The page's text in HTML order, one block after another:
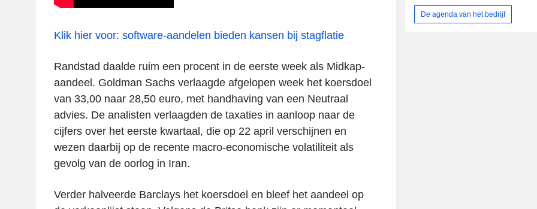
Klik hier voor: software-aandelen bieden kansen bij stagflatie
Randstad daalde ruim een procent in de eerste week als Midkap-
aandeel. Goldman Sachs verlaagde afgelopen week het koersdoel
van 33,00 naar 28,50 euro, met handhaving van een Neutraal
advies. De analisten verlaagden de taxaties in aanloop naar de
cijfers over het eerste kwartaal, die op 22 april verschijnen en
wezen daarbij op de recente macro-economische volatiliteit als
gevolg van de oorlog in Iran.
Verder halveerde Barclays het koersdoel en bleef het aandeel op
De agenda van het bedrijf